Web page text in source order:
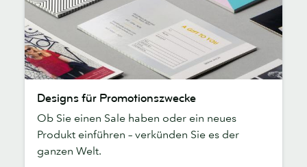
Promotionszwecke
Designs für Promotionszwecke
Ob Sie einen Sale haben oder ein neues
Produkt einführen – verkünden Sie es der
ganzen Welt.